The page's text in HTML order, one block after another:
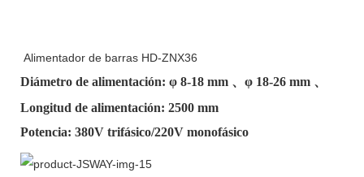
Alimentador de barras HD-ZNX36
Diámetro de alimentación: φ 8-18 mm 、φ 18-26 mm 、
Longitud de alimentación: 2500 mm
Potencia: 380V trifásico/220V monofásico